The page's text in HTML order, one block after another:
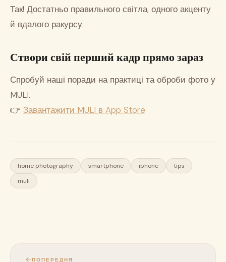
Так! Достатньо правильного світла, одного акценту
й вдалого ракурсу.
Створи свій перший кадр прямо зараз
Спробуй наші поради на практиці та оброби фото у
MULI.
👉 Завантажити MULI в App Store
home photography smartphone iphone
tips
muli
ПОПЕРЕДНЯ